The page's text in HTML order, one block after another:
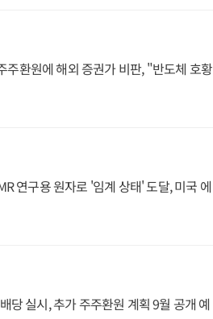
주환원에 해외 증권가 비판, "반도체 호황
연구용 원자로 '임계 상태' 도달, 미국 에
당 실시, 추가 주주환원 계획 9월 공개 예